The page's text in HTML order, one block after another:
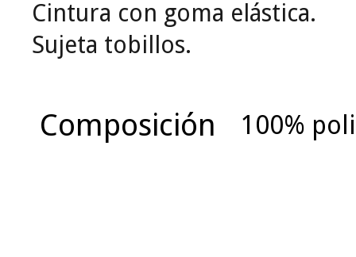
Cintura con goma elástica.
Sujeta tobillos.
Composición 100%